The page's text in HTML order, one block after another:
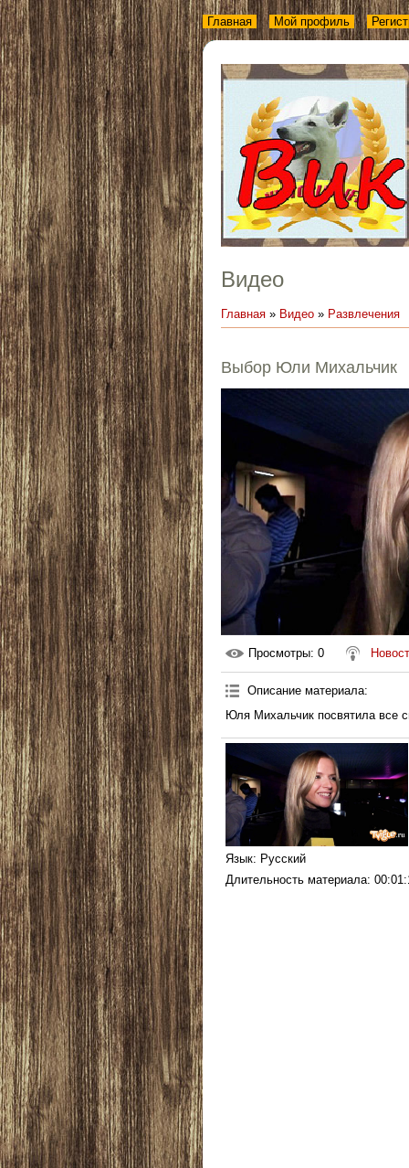
Главная Мой профиль
Видео
Главная » Видео » Развлечения
Выбор Юли Михальчик
Просмотры: 0
Описание материала:
Юля Михальчик посвятила все
Язык: Русский
Длительность материала: